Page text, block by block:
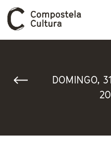
DOMINGO,